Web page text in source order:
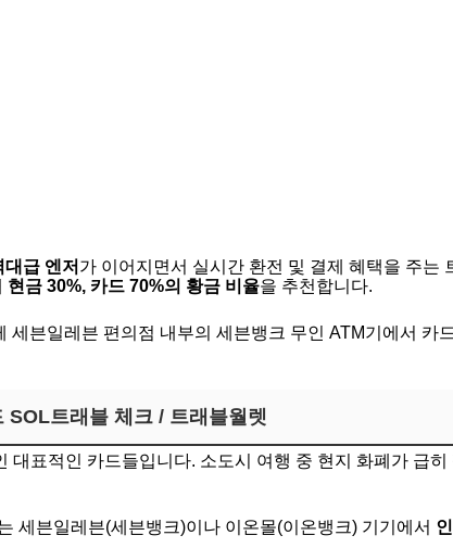
급 엔저 가 이어지면서 실시간 환전 및 결제 혜택을 주는
현금 30%, 카드 70%의 황금 비율을 추천합니다.
세븐일레븐 편의점 내부의 세븐뱅크 무인 ATM기에서 카
트래블 체크 / 트래블월렛
대표적인 카드들입니다. 소도시 여행 중 현지 화폐가 급히
세븐일레븐(세븐뱅크)이나 이온몰(이온뱅크) 기기에서